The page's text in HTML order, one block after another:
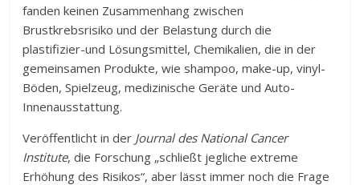
fanden keinen Zusammenhang zwischen
Brustkrebsrisiko und der Belastung durch die
plastifizier-und Lösungsmittel, Chemikalien, die in der
gemeinsamen Produkte, wie shampoo, make-up, vinyl-
Böden, Spielzeug, medizinische Geräte und Auto-
Innenausstattung.
Veröffentlicht in der Journal des National Cancer
Institute, die Forschung „schließt jegliche extreme
Erhöhung des Risikos“, aber lässt immer noch die Frage